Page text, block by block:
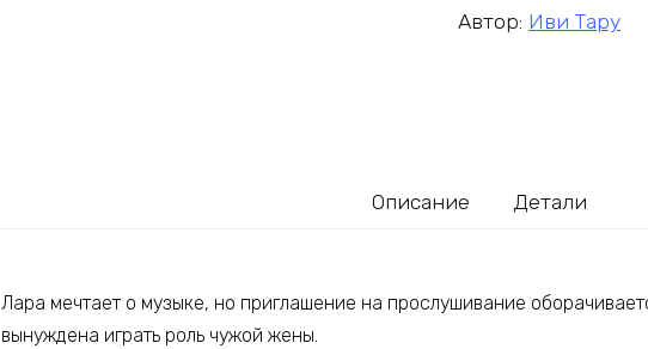
Автор: Иви Тару
Описание Детали
Лара мечтает о музыке, но приглашение на прослушивание
вынуждена играть роль чужой жены.